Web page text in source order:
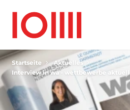
Startseite
Aktuelles
Interview in wa - wettbewerbe aktuell